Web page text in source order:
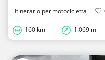
Itinerario per motocicletta ·
160 km 1.069 m